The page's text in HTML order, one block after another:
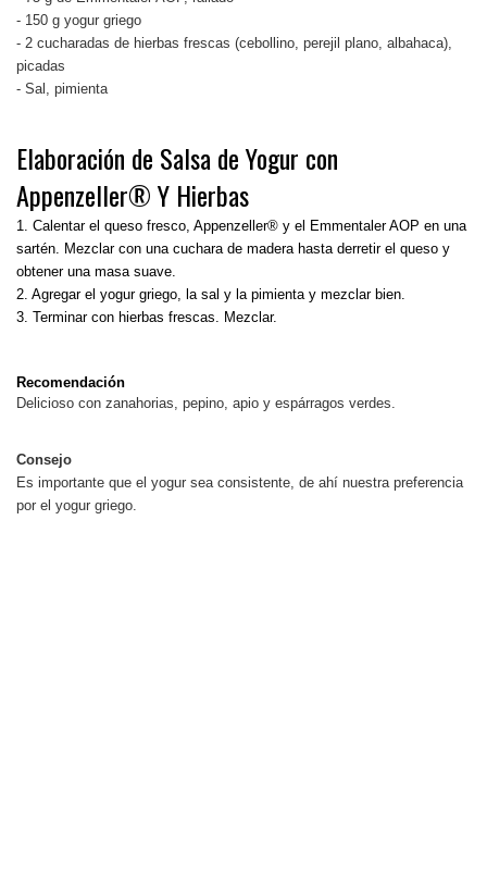
- 150 g yogur griego
- 2 cucharadas de hierbas frescas (cebollino, perejil plano, albahaca),
picadas
- Sal, pimienta
Elaboración de Salsa de Yogur con
Appenzeller® Y Hierbas
1. Calentar el queso fresco, Appenzeller® y el Emmentaler AOP en una
sartén. Mezclar con una cuchara de madera hasta derretir el queso y
obtener una masa suave.
2. Agregar el yogur griego, la sal y la pimienta y mezclar bien.
3. Terminar con hierbas frescas. Mezclar.
Recomendación
Delicioso con zanahorias, pepino, apio y espárragos verdes.
Consejo
Es importante que el yogur sea consistente, de ahí nuestra preferencia
por el yogur griego.